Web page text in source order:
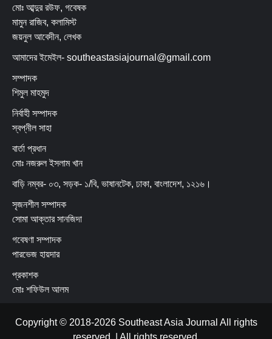
মোঃ আব্দুর রউফ, গবেষক
মামুন রাজিব, কলামিস্ট
জয়নুল আবেদীন, লেখক
আমাদের ইমেইল- southeastasiajournal@gmail.com
সম্পাদক
শিমুল মাহমুদ
নির্বাহী সম্পাদক
স্বপ্নীল সাহা
বার্তা প্রধান
মোঃ নজরুল ইসলাম খান
বাড়ি নম্বর- ০৩, সড়ক- ১/বি, ভাষানটেক, ঢাকা, বাংলাদেশ, ১২১৬।
সৃজনশীল সম্পাদক
সোমা আক্তার সানজিদা
গবেষণা সম্পাদক
পারভেজ হায়দার
প্রকাশক
মোঃ শফিউল আলম
Copyright © 2018-2026 Southeast Asia Journal All rights
reserved.
All rights reserved.